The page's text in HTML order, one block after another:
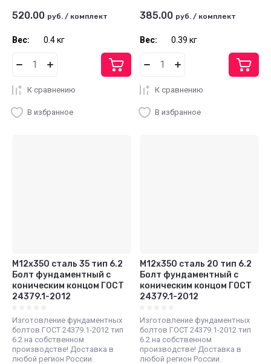
520.00 руб. / комплект
Вес: 0.4 кг
К сравнению
В избранное
385.00 руб. / комплект
Вес: 0.39 кг
К сравнению
В избранное
М12х350 сталь 35 тип 6.2
Болт фундаментный с
коническим концом ГОСТ
24379.1-2012
Изготовление фундаментных
болтов ГОСТ 24379.1-2012 тип
6.2 на собственном
производстве! Доставка в
любой регион России.
М12х350 сталь 20 тип 6.2
Болт фундаментный с
коническим концом ГОСТ
24379.1-2012
Изготовление фундаментных
болтов ГОСТ 24379.1-2012 тип
6.2 на собственном
производстве! Доставка в
любой регион России.